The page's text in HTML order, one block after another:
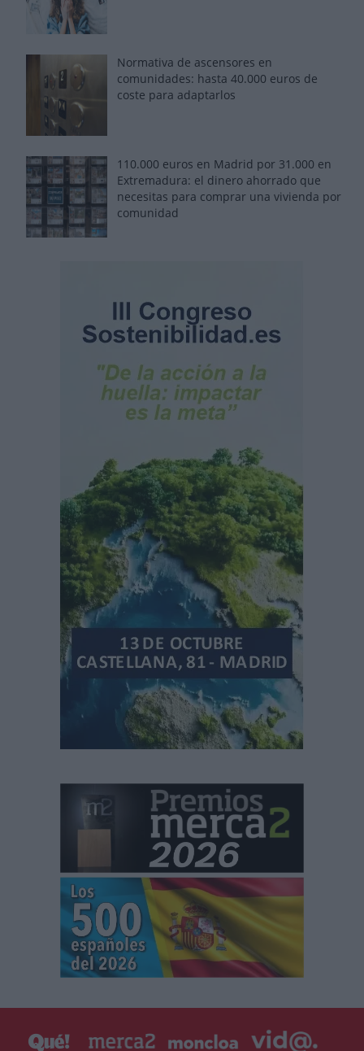
Normativa de ascensores en
comunidades: hasta 40.000 euros de
coste para adaptarlos
110.000 euros en Madrid por 31.000 en
Extremadura: el dinero ahorrado que
necesitas para comprar una vivienda por
comunidad